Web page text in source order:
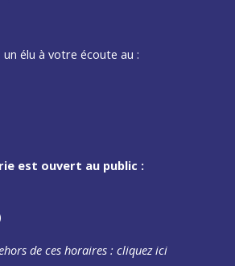
élu à votre écoute au :
est ouvert au public :
de ces horaires :cliquez ici